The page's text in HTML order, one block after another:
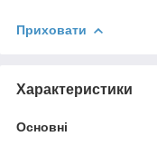
Приховати
Характеристики
Основні